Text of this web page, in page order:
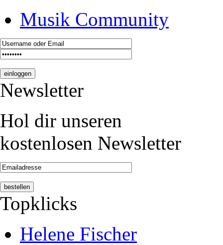
Musik Community
Newsletter
Hol dir unseren
kostenlosen Newsletter
Topklicks
Helene Fischer